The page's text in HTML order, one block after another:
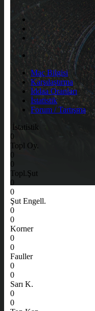
Maç Bilgisi
Karşılaştırma
İddaa Oranları
İstatistik
Forum / Tartışma
İstatistik
0
Topl Oy.
0
0
Topl.Şut
0
0
Şut Engell.
0
0
Korner
0
0
Fauller
0
0
Sarı K.
0
0